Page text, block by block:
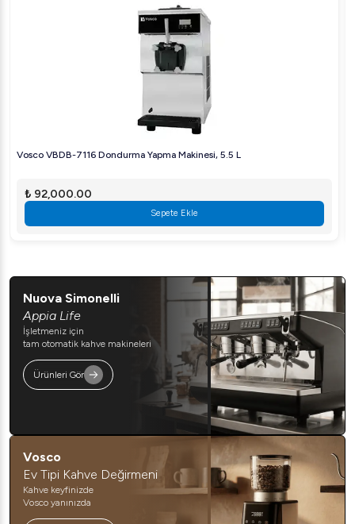
Vosco VBDB-7116 Dondurma Yapma Makinesi, 5.5 L
₺ 92,000.00
Sepete Ekle
Nuova Simonelli
Appia Life
İşletmeniz için
tam otomatik kahve makineleri
Ürünleri Gör
Vosco
Ev Tipi Kahve Değirmeni
Kahve keyfinizde
Vosco yanınızda